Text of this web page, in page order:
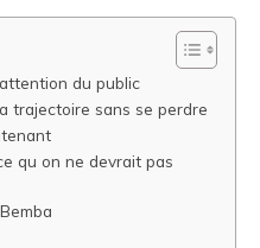
du public
trajectoire sans se perdre
qu on ne devrait pas